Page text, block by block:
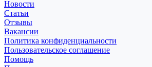
Новости
Статьи
Отзывы
Вакансии
Политика конфиденциальности
Пользовательское соглашение
Помощь